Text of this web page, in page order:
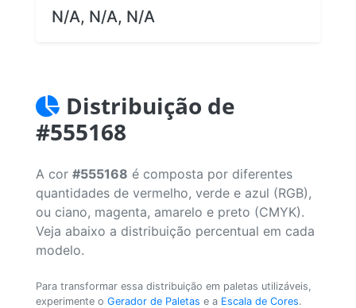
N/A, N/A, N/A
Distribuição de
#555168
A cor #555168 é composta por diferentes
quantidades de vermelho, verde e azul (RGB),
ou ciano, magenta, amarelo e preto (CMYK).
Veja abaixo a distribuição percentual em cada
modelo.
Para transformar essa distribuição em paletas utilizáveis,
experimente o Gerador de Paletas e a Escala de Cores.